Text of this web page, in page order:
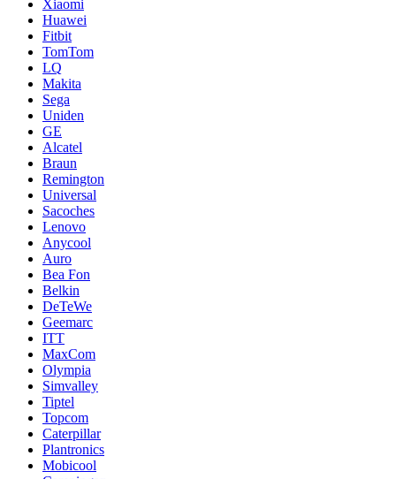
Xiaomi
Huawei
Fitbit
TomTom
LQ
Makita
Sega
Uniden
GE
Alcatel
Braun
Remington
Universal
Sacoches
Lenovo
Anycool
Auro
Bea Fon
Belkin
DeTeWe
Geemarc
ITT
MaxCom
Olympia
Simvalley
Tiptel
Topcom
Caterpillar
Plantronics
Mobicool